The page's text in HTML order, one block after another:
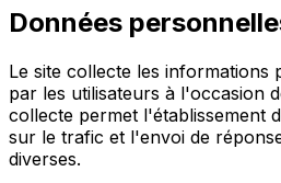
Données
Le site collecte les informations
par les utilisateurs à l'occasion
collecte permet l'établissement
sur le trafic et l'envoi de
diverses.